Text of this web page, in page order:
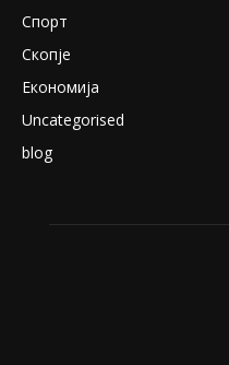
Спорт
Скопје
Економија
Uncategorised
blog